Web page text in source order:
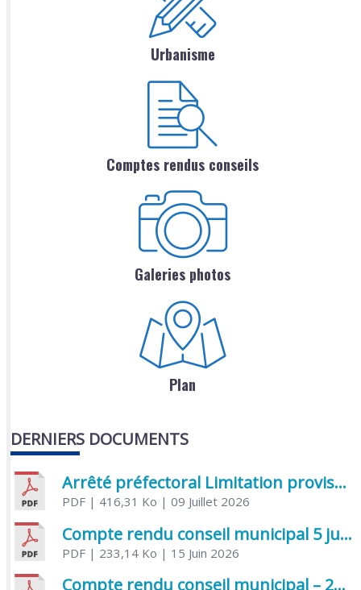
Urbanisme
Comptes rendus conseils
Galeries photos
Plan
DERNIERS DOCUMENTS
Arrêté préfectoral Limitation provisoire des usages de l’eau
PDF| 416,31 Ko | 09 Juillet 2026
Compte rendu conseil municipal 5 juin 2026 sénatoriale
PDF| 233,14 Ko | 15 Juin 2026
Compte rendu conseil municipal – 21 avril 2026